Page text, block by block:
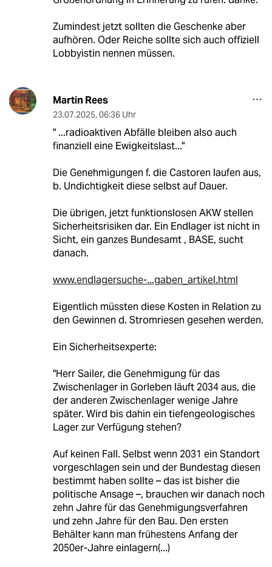
Zumindest jetzt sollten die Geschenke aber
aufhören. Oder Reiche sollte sich auch offiziell
Lobbyistin nennen müssen.
Martin Rees
23.07.2025, 06:36 Uhr
" ...radioaktiven Abfälle bleiben also auch
finanziell eine Ewigkeitslast..."
Die Genehmigungen f. die Castoren laufen aus,
b. Undichtigkeit diese selbst auf Dauer.
Die übrigen, jetzt funktionslosen AKW stellen
Sicherheitsrisiken dar. Ein Endlager ist nicht in
Sicht, ein ganzes Bundesamt , BASE, sucht
danach.
www.endlagersuche-...gaben_artikel.html
Eigentlich müssten diese Kosten in Relation zu
den Gewinnen d. Stromriesen gesehen werden.
Ein Sicherheitsexperte:
"Herr Sailer, die Genehmigung für das
Zwischenlager in Gorleben läuft 2034 aus, die
der anderen Zwischenlager wenige Jahre
später. Wird bis dahin ein tiefengeologisches
Lager zur Verfügung stehen?
Auf keinen Fall. Selbst wenn 2031 ein Standort
vorgeschlagen sein und der Bundestag diesen
bestimmt haben sollte – das ist bisher die
politische Ansage –, brauchen wir danach noch
zehn Jahre für das Genehmigungsverfahren
und zehn Jahre für den Bau. Den ersten
Behälter kann man frühestens Anfang der
2050er-Jahre einlagern(...)